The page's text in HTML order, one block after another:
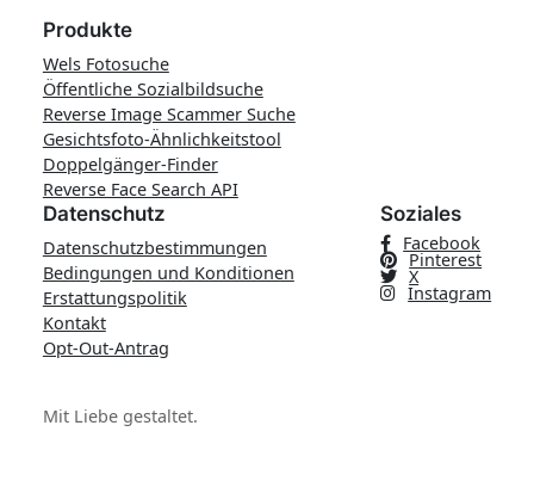
Produkte
Wels Fotosuche
Öffentliche Sozialbildsuche
Reverse Image Scammer Suche
Gesichtsfoto-Ähnlichkeitstool
Doppelgänger-Finder
Reverse Face Search API
Datenschutz
Datenschutzbestimmungen
Bedingungen und Konditionen
Erstattungspolitik
Kontakt
Opt-Out-Antrag
Soziales
Facebook
Pinterest
X
Instagram
Mit Liebe gestaltet.